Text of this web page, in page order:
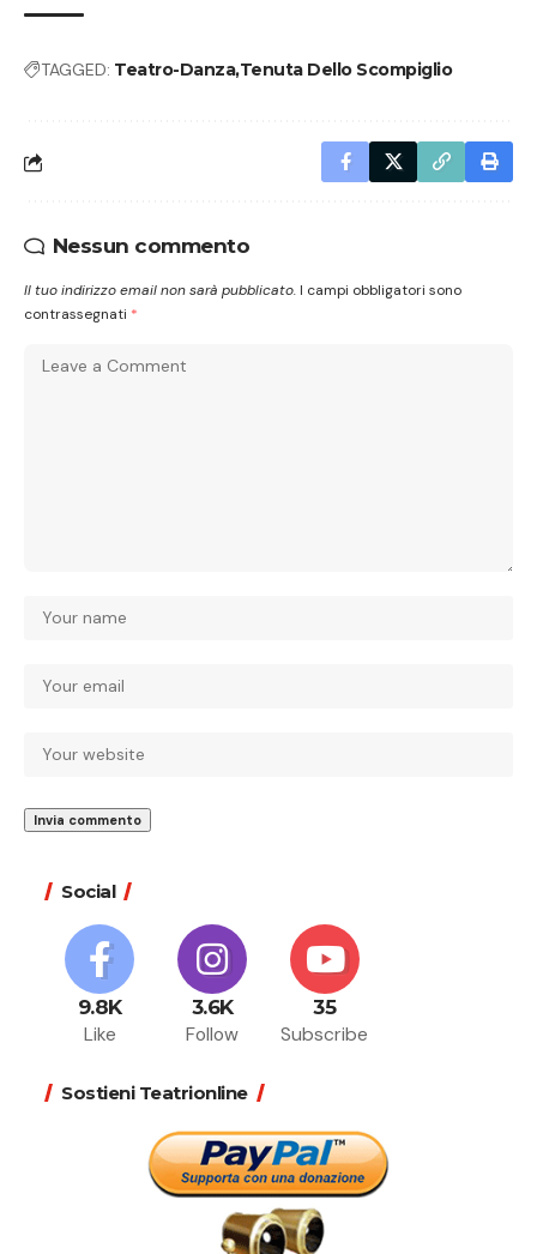
TAGGED: Teatro-DanzaTenuta Dello Scompiglio
Nessun commento
Il tuo indirizzo email non sarà pubblicato. I campi obbligatori sono
contrassegnati *
Social
9.8K
Like
3.6K
Follow
35
Subscribe
Sostieni Teatrionline